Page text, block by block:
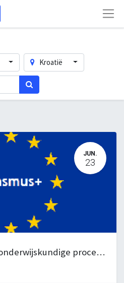
Kroatië
JUN.
23
AI bootcamp in niet-onderwijskundige processen